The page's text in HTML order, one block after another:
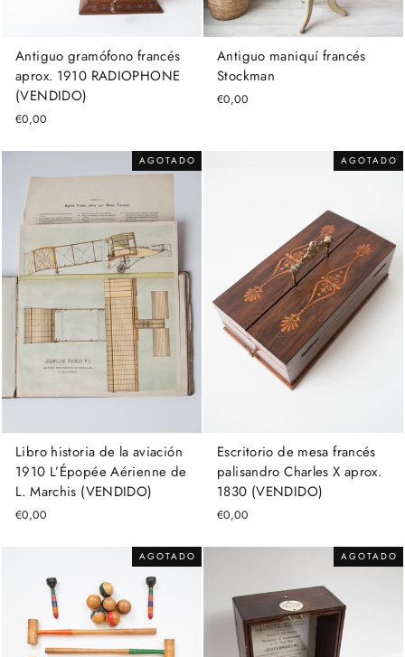
Antiguo gramófono francés
aprox. 1910 RADIOPHONE
(VENDIDO)
€0,00
Antiguo maniquí francés
Stockman
€0,00
AGOTADO
Libro historia de la aviación
1910 L’Épopée Aérienne de
L. Marchis (VENDIDO)
€0,00
AGOTADO
Escritorio de mesa francés
palisandro Charles X aprox.
1830 (VENDIDO)
€0,00
AGOTADO AGOTADO